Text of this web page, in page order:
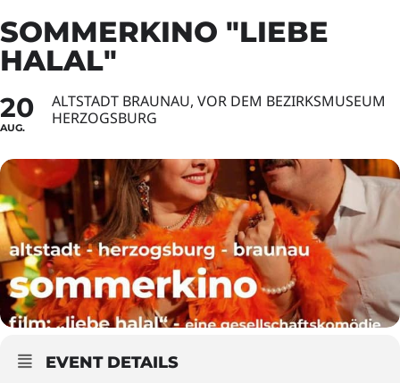
SOMMERKINO "LIEBE
HALAL"
20
AUG.
ALTSTADT BRAUNAU, VOR DEM BEZIRKSMUSEUM
HERZOGSBURG
EVENT DETAILS